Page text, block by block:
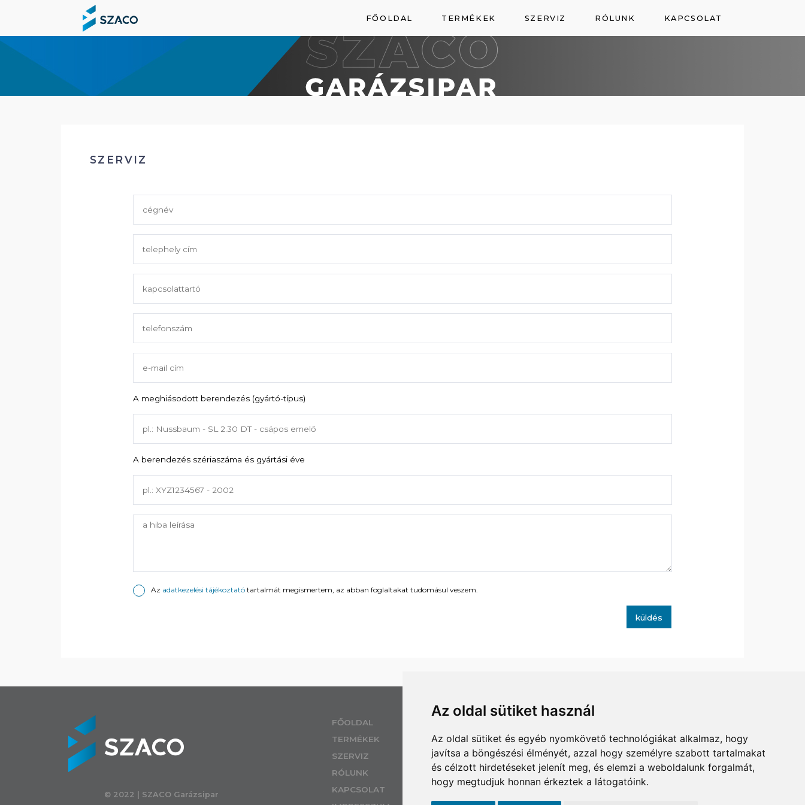
Az oldal sütiket használ
Az oldal sütiket és egyéb nyomkövető technológiákat alkalmaz, hogy
javítsa a böngészési élményét, azzal hogy személyre szabott tartalmakat
és célzott hirdetéseket jelenít meg, és elemzi a weboldalunk forgalmát,
hogy megtudjuk honnan érkeztek a látogatóink.
FŐOLDAL TERMÉKEK SZERVIZ RÓLUNK KAPCSOLAT
SZERVIZ
A meghiásodott berendezés (gyártó-típus)
A berendezés szériaszáma és gyártási éve
Az adatkezelési tájékoztató tartalmát megismertem, az abban foglaltakat tudomásul veszem.
küldés
© 2022 | SZACO Garázsipar
FŐOLDAL
TERMÉKEK
SZERVIZ
RÓLUNK
KAPCSOLAT
SZA-CO KFT.
H 6000 KECSKEMÉT
IZZÓ UTCA 2.
+36 30 525 3802